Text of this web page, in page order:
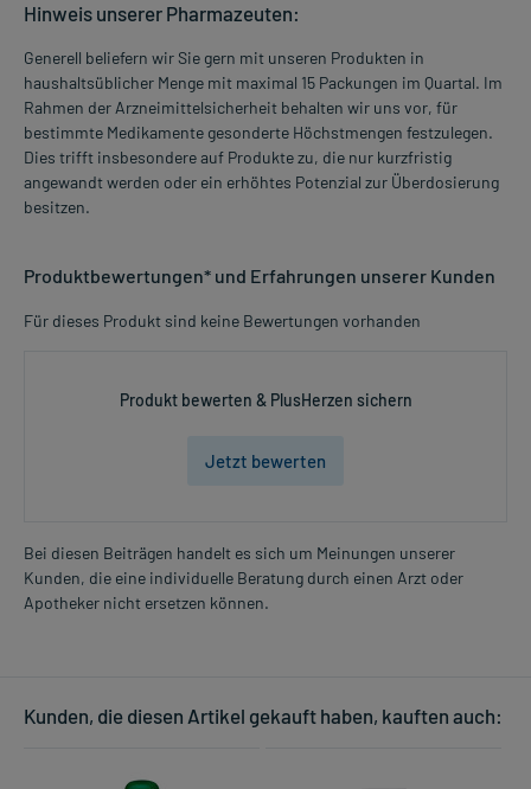
Hinweis unserer Pharmazeuten:
Generell beliefern wir Sie gern mit unseren Produkten in
haushaltsüblicher Menge mit maximal 15 Packungen im Quartal. Im
Rahmen der Arzneimittelsicherheit behalten wir uns vor, für
bestimmte Medikamente gesonderte Höchstmengen festzulegen.
Dies trifft insbesondere auf Produkte zu, die nur kurzfristig
angewandt werden oder ein erhöhtes Potenzial zur Überdosierung
besitzen.
Produktbewertungen* und Erfahrungen unserer Kunden
Für dieses Produkt sind keine Bewertungen vorhanden
Produkt bewerten & PlusHerzen sichern
Jetzt bewerten
Bei diesen Beiträgen handelt es sich um Meinungen unserer
Kunden, die eine individuelle Beratung durch einen Arzt oder
Apotheker nicht ersetzen können.
Kunden, die diesen Artikel gekauft haben, kauften auch: